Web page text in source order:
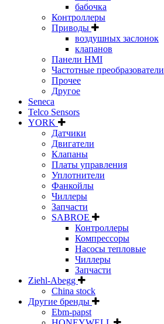
бабочка
Контроллеры
Приводы
воздушных заслонок
клапанов
Панели HMI
Частотные преобразователи
Прочее
Другое
Seneca
Telco Sensors
YORK
Датчики
Двигатели
Клапаны
Платы управления
Уплотнители
Фанкойлы
Чиллеры
Запчасти
SABROE
Контроллеры
Компрессоры
Насосы тепловые
Чиллеры
Запчасти
Ziehl-Abegg
China stock
Другие бренды
Ebm-papst